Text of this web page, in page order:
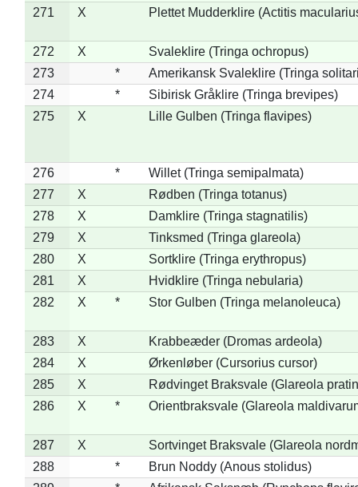
271
X Plettet Mudderklire (Actitis
272 X
Svaleklire (Tringa ochropus)
273
*
Amerikansk Svaleklire (Tringa
274
*
Sibirisk Gråklire (Tringa brevipes)
275
X Lille Gulben (Tringa flavipes)
276 *
Willet (Tringa semipalmata)
277
X
Rødben (Tringa totanus)
278
X
Damklire (Tringa stagnatilis)
279
X
Tinksmed (Tringa glareola)
280
X
Sortklire (Tringa erythropus)
281
X
Hvidklire (Tringa nebularia)
282
X * Stor Gulben (Tringa melanoleuca)
283 X
Krabbeæder (Dromas ardeola)
284
X
Ørkenløber (Cursorius cursor)
285
X
Rødvinget Braksvale (Glareola
286
X * Orientbraksvale (Glareola
287 X
Sortvinget Braksvale (Glareola
288
*
Brun Noddy (Anous stolidus)